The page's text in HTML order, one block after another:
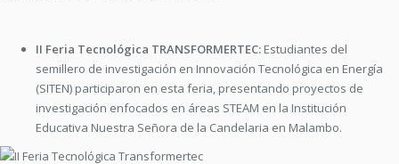
II Feria Tecnológica TRANSFORMERTEC: Estudiantes del
semillero de investigación en Innovación Tecnológica en Energía
(SITEN) participaron en esta feria, presentando proyectos de
investigación enfocados en áreas STEAM en la Institución
Educativa Nuestra Señora de la Candelaria en Malambo.